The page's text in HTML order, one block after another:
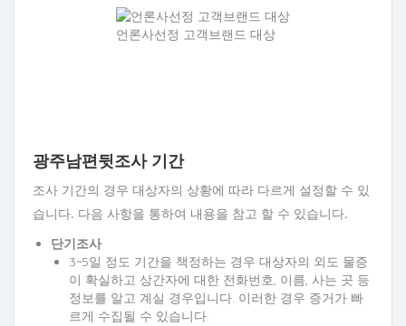
언론사선정 고객브랜드 대상
광주남편뒷조사 기간
조사 기간의 경우 대상자의 상황에 따라 다르게 설정할 수 있
습니다. 다음 사항을 통하여 내용을 참고 할 수 있습니다.
단기조사
3~5일 정도 기간을 책정하는 경우 대상자의 외도 물증
이 확실하고 상간자에 대한 전화번호, 이름, 사는 곳 등
정보를 알고 계실 경우입니다. 이러한 경우 증거가 빠
르게 수집될 수 있습니다.